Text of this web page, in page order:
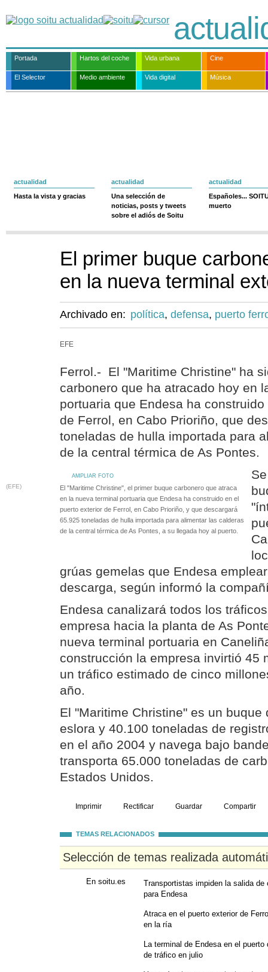
Portada Hartos del coche Vida urbana Cine
El Selector Medio ambiente Vida digital Música
actualidad
Hasta la vista y gracias
actualidad
Una selección de
noticias, posts y tweets
sobre el adiós de Soitu
actualidad
Españoles...
muerto
El primer buque
en la nueva terminal
Archivado en: política, defensa, puerto
EFE
Ferrol.- El "Maritime Christine" ha
carbonero que ha atracado hoy en
portuaria que Endesa ha
de Ferrol, en Cabo Prioriño, que
toneladas de hulla importada para
de la central térmica de As Pontes.
AMPLIAR FOTO
(EFE)
El "Maritime Christine", el primer buque carbonero que atraca
en la nueva terminal portuaria que Endesa ha construido en el
puerto exterior de Ferrol, en Cabo Prioriño, y que descargará
65.925 toneladas de hulla importada para alimentar las calderas
de la central térmica de As Pontes, a su llegada hoy al puerto.
grúas gemelas que Endesa
descarga, según informó la
Endesa canalizará todos los
empresa hacia la planta de As
nueva terminal portuaria en
construcción la empresa invirtió 45
un tráfico estimado de cinco
año.
El "Maritime Christine" es un buque
eslora y 40.100 toneladas de
en el año 2004 y navega bajo
transporta 65.000 toneladas de
Estados Unidos.
Imprimir Rectificar Guardar Compartir
TEMAS RELACIONADOS
Selección de temas realizada
En soitu.es
Transportistas impiden la salida de
para Endesa
Atraca en el puerto exterior de
en la ría
La terminal de Endesa en el
de tráfico en julio